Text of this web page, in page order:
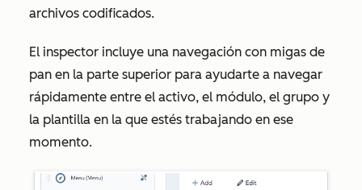
archivos codificados.
El inspector incluye una navegación con migas de
pan en la parte superior para ayudarte a navegar
rápidamente entre el activo, el módulo, el grupo y
la plantilla en la que estés trabajando en ese
momento.